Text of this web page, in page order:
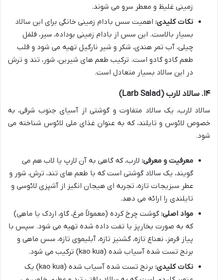
زمینی غلیظ و معطر سرو می شوند.
نکات کلیدی: اهمیت سس بادام زمینی خانگی برای این سالاد
بسیار بالاست. این سس از بادام زمینی بوداده، سیر، فلفل
چیلی، آب تمر هندی، شکر و شیر نارگیل تهیه می شود و قلب
طعم گادو گادو است. ترکیب طعم های شیرین، شور، تند و ترش
در این سالاد بسیار متعادل است.
۱۴. سالاد لارب (Larb Salad)
سالاد لارب، یک سالاد متفاوت و گوشتی از آسیای جنوب شرقی، به
خصوص لائوس و تایلند، که به عنوان غذای ملی لائوس شناخته می
شود.
معرفیت و معرفی: لارب، که گاهی به آن لارپ یا لاب هم می
گویند، یک سالاد گوشتی است که با طعم های تند، ترش، شور و
عطر سبزیجات تازه، تجربه ای هیجان انگیز از آشپزی لائوسی و
تایلندی را ارائه می دهد.
مواد اصلی: گوشت چرخ کرده (معمولاً مرغ، گاو، اردک یا ماهی)
که به صورت بخارپز یا تفت داده شده تهیه می شود. سپس با
پیاز قرمز، نعناع تازه، گشنیز تازه، آبلیموی تازه، سس ماهی و
برنج تست شده آسیاب شده (kao kua) ترکیب می شود.
نکات کلیدی:
برنج تست شده آسیاب شده (kao kua) یک